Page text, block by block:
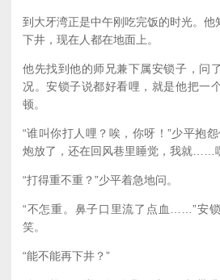
到大牙湾正是中午刚吃完饭的时光。他
下井，现在人都在地面上。
他先找到他的师兄兼下属安锁子，问
况。安锁子说都好看哩，就是他把一
顿。
“谁叫你打人哩？唉，你呀！”少平抱
炮放了，还在回风巷里睡觉，我就
“打得重不重？”少平着急地问。
“不怎重。鼻子口里流了点血……”安
笑。
“能不能再下井？”